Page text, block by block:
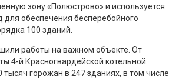
зону «Полюстрово» и используется
для обеспечения бесперебойного
100 зданий.
работы на важном объекте. От
4-й Красногвардейской котельной
тысяч горожан в 247 зданиях, в том числе